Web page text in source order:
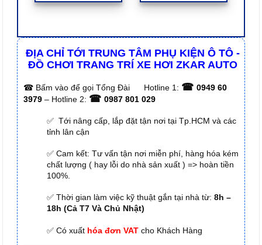
ĐỊA CHỈ TỚI TRUNG TÂM PHỤ KIỆN Ô TÔ -
ĐỒ CHƠI TRANG TRÍ XE HƠI ZKAR AUTO
☎ Bấm vào để gọi Tổng Đài Hotline 1: ☎ 0949 60
3979 – Hotline 2: ☎ 0987 801 029
✅ Tới nâng cấp, lắp đặt tận nơi tại Tp.HCM và các
tỉnh lân cận
✅ Cam kết: Tư vấn tận nơi miễn phí, hàng hóa kém
chất lượng ( hay lỗi do nhà sản xuất ) => hoàn tiền
100%.
✅ Thời gian làm việc kỹ thuật gắn tại nhà từ: 8h –
18h (Cả T7 Và Chủ Nhật)
✅ Có xuất hóa đơn VAT cho Khách Hàng